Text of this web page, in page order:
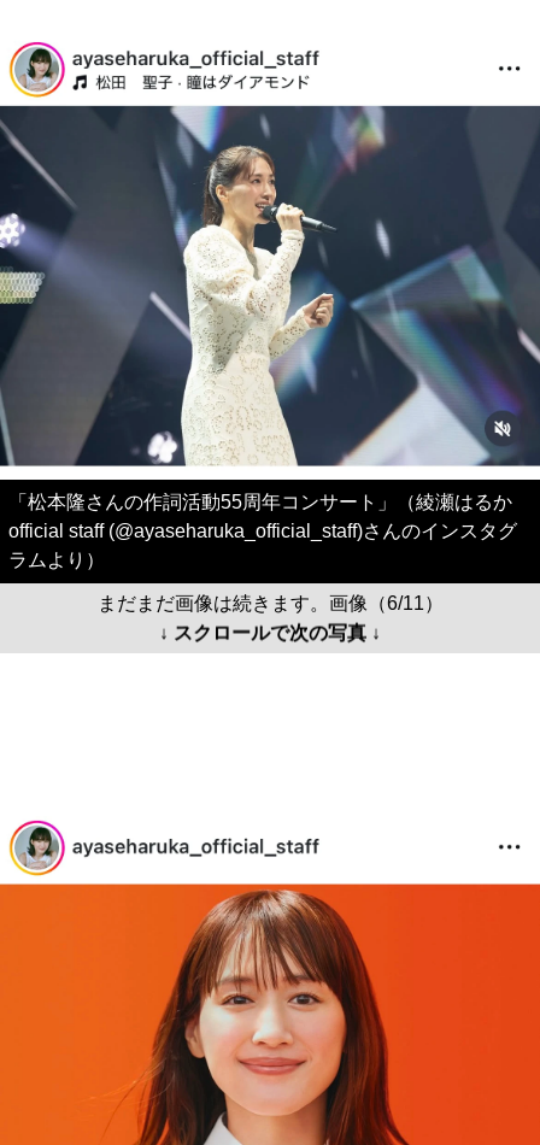
「松本隆さんの作詞活動55周年コンサート」（綾瀬はるか
official staff (@ayaseharuka_official_staff)さんのインスタグ
ラムより）
まだまだ画像は続きます。画像（6/11）
↓ スクロールで次の写真 ↓